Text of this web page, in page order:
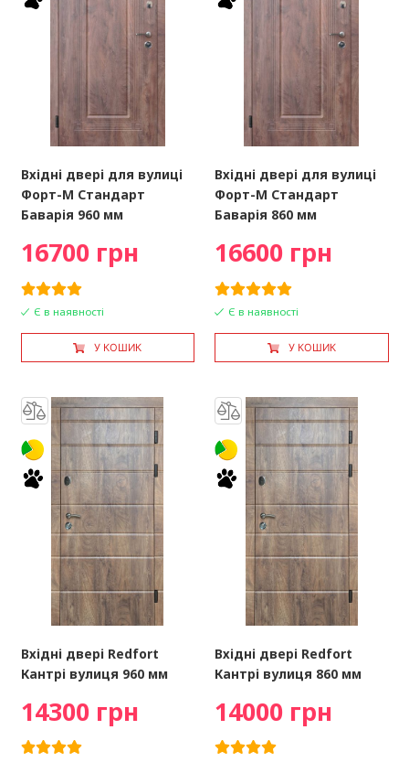
Вхідні двері для вулиці
Форт-М Стандарт
Баварія 960 мм
16700 грн
Є в наявності
У КОШИК
Вхідні двері для вулиці
Форт-М Стандарт
Баварія 860 мм
16600 грн
Є в наявності
У КОШИК
Вхідні двері Redfort
Кантрі вулиця 960 мм
14300 грн
Вхідні двері Redfort
Кантрі вулиця 860 мм
14000 грн